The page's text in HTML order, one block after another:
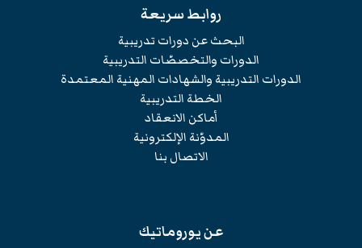
روابط سريعة
البحث عن دورات تدريبية
الدورات والتخصصّات التدريبية
الدورات التدريبية والشهادات المهنية المعتمدة
الخطة التدريبية
أماكن الانعقاد
المدوّنة الإلكترونية
الاتصال بنا
عن يوروماتيك